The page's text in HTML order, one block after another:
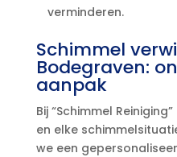
verminderen.​
Schimmel
Bodegraven:
aanpak
Bij “Schimmel
en elke
we een